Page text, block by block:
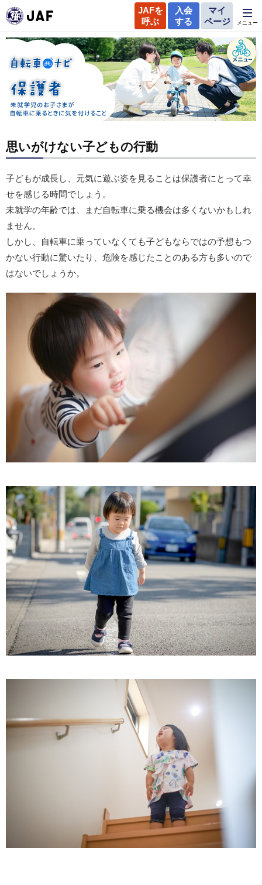
JAFを
呼ぶ
入会
する
マイ
ページ
メニュー
思いがけない子どもの行動
子どもが成長し、元気に遊ぶ姿を見ることは保護者にとって幸
せを感じる時間でしょう。
未就学の年齢では、まだ自転車に乗る機会は多くないかもしれ
ません。
しかし、自転車に乗っていなくても子どもならではの予想もつ
かない行動に驚いたり、危険を感じたことのある方も多いので
はないでしょうか。